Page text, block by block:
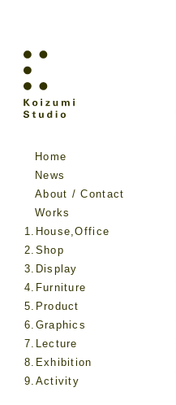
Home
News
About / Contact
Works
1.House,Office
2.Shop
3.Display
4.Furniture
5.Product
6.Graphics
7.Lecture
8.Exhibition
9.Activity